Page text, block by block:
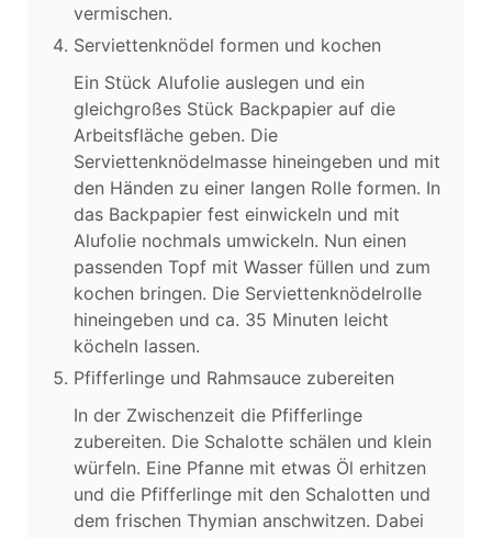
vermischen.
Serviettenknödel formen und kochen
Ein Stück Alufolie auslegen und ein
gleichgroßes Stück Backpapier auf die
Arbeitsfläche geben. Die
Serviettenknödelmasse hineingeben und mit
den Händen zu einer langen Rolle formen. In
das Backpapier fest einwickeln und mit
Alufolie nochmals umwickeln. Nun einen
passenden Topf mit Wasser füllen und zum
kochen bringen. Die Serviettenknödelrolle
hineingeben und ca. 35 Minuten leicht
köcheln lassen.
Pfifferlinge und Rahmsauce zubereiten
In der Zwischenzeit die Pfifferlinge
zubereiten. Die Schalotte schälen und klein
würfeln. Eine Pfanne mit etwas Öl erhitzen
und die Pfifferlinge mit den Schalotten und
dem frischen Thymian anschwitzen. Dabei